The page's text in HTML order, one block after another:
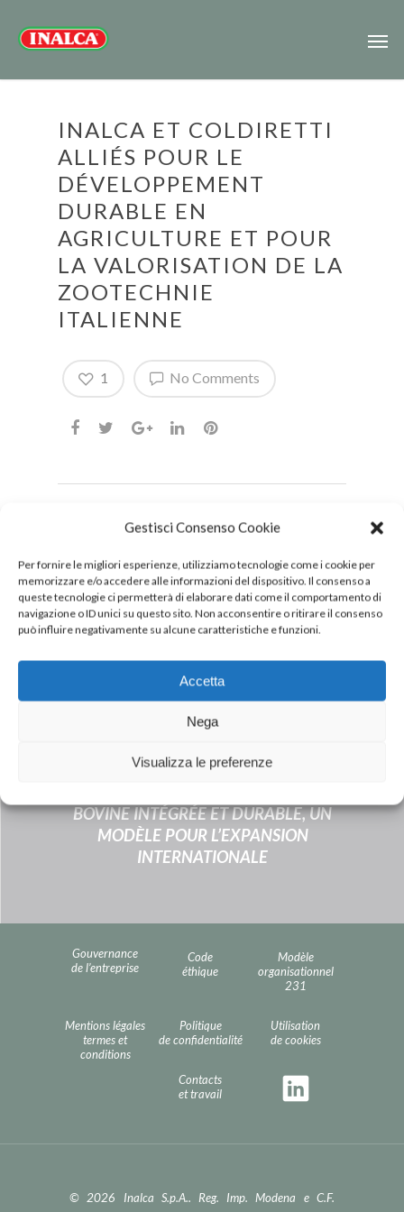
Gestisci Consenso Cookie
Per fornire le migliori esperienze, utilizziamo tecnologie come i cookie per
memorizzare e/o accedere alle informazioni del dispositivo. Il consenso a
queste tecnologie ci permetterà di elaborare dati come il comportamento di
navigazione o ID unici su questo sito. Non acconsentire o ritirare il consenso
può influire negativamente su alcune caratteristiche e funzioni.
Accetta
Nega
Visualizza le preferenze
INALCA ET COLDIRETTI
ALLIÉS POUR LE
DÉVELOPPEMENT
DURABLE EN
AGRICULTURE ET POUR
LA VALORISATION DE LA
ZOOTECHNIE
ITALIENNE
No Comments
1
PDF
Next Post
BOVINE INTÉGRÉE ET DURABLE, UN
MODÈLE POUR L’EXPANSION
INTERNATIONALE
Gouvernance
de l’entreprise
Code
éthique
Modèle
organisationnel
231
Mentions légales
termes et
conditions
Politique
de confidentialité
Utilisation
de cookies
Contacts
et travail
© 2026 Inalca S.p.A.. Reg. Imp. Modena e C.F.